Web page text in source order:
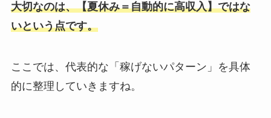
大切なのは、【夏休み＝自動的に高収入】ではな
いという点です。
ここでは、代表的な「稼げないパターン」を具体
的に整理していきますね。